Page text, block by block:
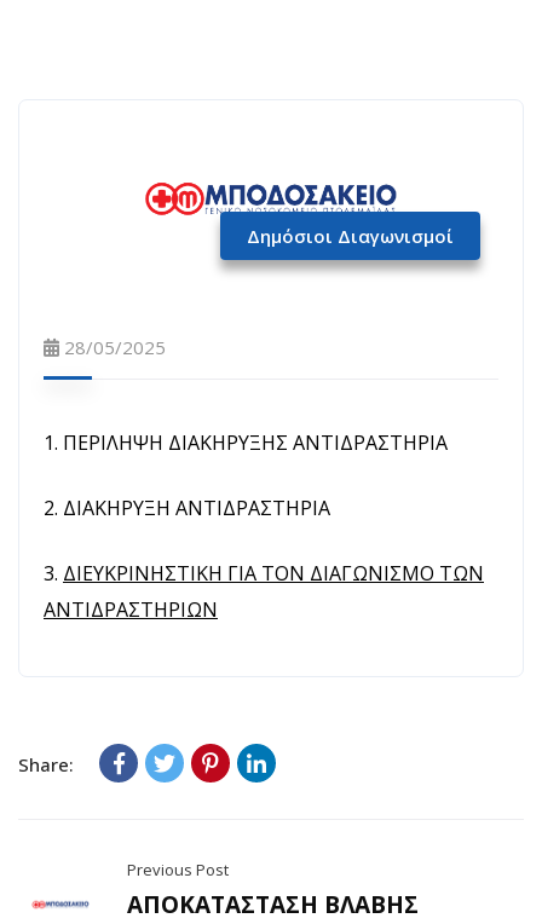
Δημόσιοι Διαγωνισμοί
28/05/2025
1. ΠΕΡΙΛΗΨΗ ΔΙΑΚΗΡΥΞΗΣ ΑΝΤΙΔΡΑΣΤΗΡΙΑ
2. ΔΙΑΚΗΡΥΞΗ ΑΝΤΙΔΡΑΣΤΗΡΙΑ
3. ΔΙΕΥΚΡΙΝΗΣΤΙΚΗ ΓΙΑ ΤΟΝ ΔΙΑΓΩΝΙΣΜΟ ΤΩΝ
ΑΝΤΙΔΡΑΣΤΗΡΙΩΝ
Share:
Previous Post
ΑΠΟΚΑΤΑΣΤΑΣΗ ΒΛΑΒΗΣ